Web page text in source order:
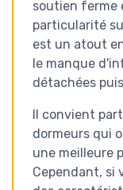
soutien ferme
particularité
est un atout
le manque
détachées
Il convient
dormeurs qui
une meilleure
Cependant, si